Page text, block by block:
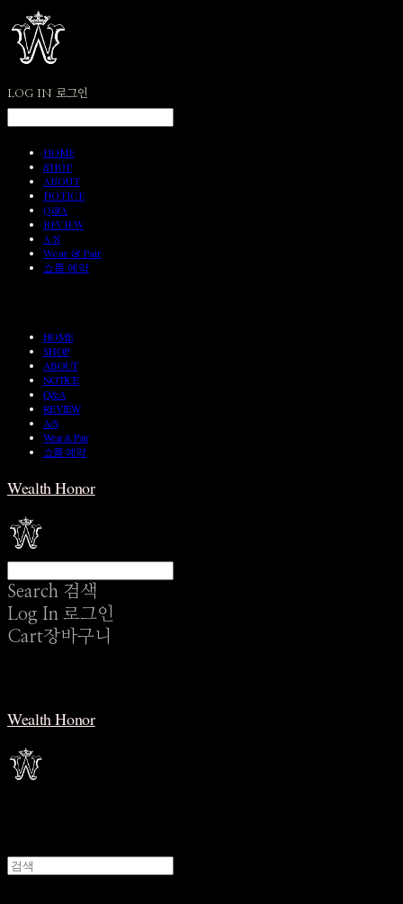
LOG IN 로그인
HOME
SHOP
ABOUT
NOTICE
Q&A
REVIEW
A/S
Wear & Pair
쇼룸 예약
HOME
SHOP
ABOUT
NOTICE
Q&A
REVIEW
A/S
Wear & Pair
쇼룸 예약
Wealth Honor
Search 검색
Log In 로그인
Cart장바구니
Wealth Honor